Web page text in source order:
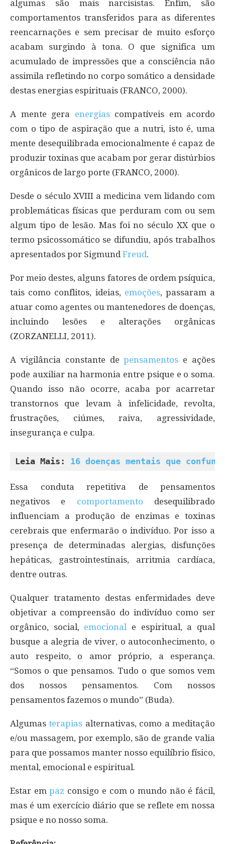
algumas são mais narcisistas. Enfim, são
comportamentos transferidos para as diferentes
reencarnações e sem precisar de muito esforço
acabam surgindo à tona. O que significa um
acumulado de impressões que a consciência não
assimila refletindo no corpo somático a densidade
destas energias espirituais (FRANCO, 2000).
A mente gera energias compatíveis em acordo
com o tipo de aspiração que a nutri, isto é, uma
mente desequilibrada emocionalmente é capaz de
produzir toxinas que acabam por gerar distúrbios
orgânicos de largo porte (FRANCO, 2000).
Desde o século XVIII a medicina vem lidando com
problemáticas físicas que perduram com ou sem
algum tipo de lesão. Mas foi no século XX que o
termo psicossomático se difundiu, após trabalhos
apresentados por Sigmund Freud.
Por meio destes, alguns fatores de ordem psíquica,
tais como conflitos, ideias, emoções, passaram a
atuar como agentes ou mantenedores de doenças,
incluindo lesões e alterações orgânicas
(ZORZANELLI, 2011).
A vigilância constante depensamentos e ações
pode auxiliar na harmonia entre psique e o soma.
Quando isso não ocorre, acaba por acarretar
transtornos que levam à infelicidade, revolta,
frustrações, ciúmes, raiva, agressividade,
insegurança e culpa.
Leia Mais: 16 doenças mentais que
Essa conduta repetitiva de pensamentos
negativos e comportamento desequilibrado
influenciam a produção de enzimas e toxinas
cerebrais que enfermarão o indivíduo. Por isso a
presença de determinadas alergias, disfunções
hepáticas, gastrointestinais, arritmia cardíaca,
dentre outras.
Qualquer tratamento destas enfermidades deve
objetivar a compreensão do indivíduo como ser
orgânico, social, emocional e espiritual, a qual
busque a alegria de viver, o autoconhecimento, o
auto respeito, o amor próprio, a esperança.
“Somos o que pensamos. Tudo o que somos vem
dos nossos pensamentos. Com nossos
pensamentos fazemos o mundo” (Buda).
Algumasterapias alternativas, como a meditação
e/ou massagem, por exemplo, são de grande valia
para que possamos manter nosso equilíbrio físico,
mental, emocional e espiritual.
Estar empaz consigo e com o mundo não é fácil,
mas é um exercício diário que se reflete em nossa
psique e no nosso soma.